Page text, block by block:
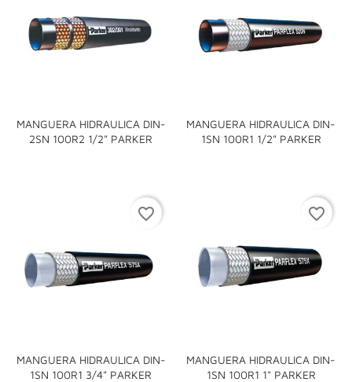
MANGUERA HIDRAULICA DIN-
2SN 100R2 1/2" PARKER
MANGUERA HIDRAULICA DIN-
1SN 100R1 1/2" PARKER
MANGUERA HIDRAULICA DIN-
1SN 100R1 3/4" PARKER
favorite_border
MANGUERA HIDRAULICA DIN-
1SN 100R1 1" PARKER
favorite_border